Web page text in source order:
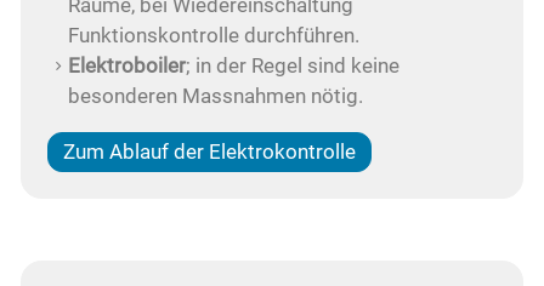
Funktionskontrolle durchführen.
Elektroboiler; in der Regel sind keine
besonderen Massnahmen nötig.
Zum Ablauf der Elektrokontrolle